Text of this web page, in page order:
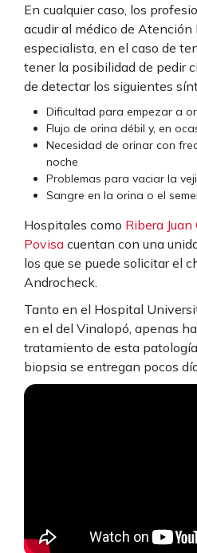
En cualquier caso, los
acudir al médico de Atención
especialista, en el caso de
tener la posibilidad de pedir
de detectar los siguientes
Dificultad para empezar a
Flujo de orina débil y, en
Necesidad de orinar con
noche
Problemas para vaciar la
Sangre en la orina o el
Hospitales como Ribera
Povisa cuentan con una
los que se puede solicitar el
Androcheck.
Tanto en el Hospital
en el del Vinalopó, apenas
tratamiento de esta
biopsia se entregan pocos